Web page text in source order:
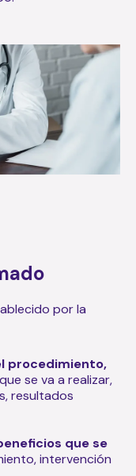
por la
procedimiento,
que se va a realizar,
resultados
que se
intervención